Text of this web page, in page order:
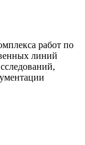
работ по
линий